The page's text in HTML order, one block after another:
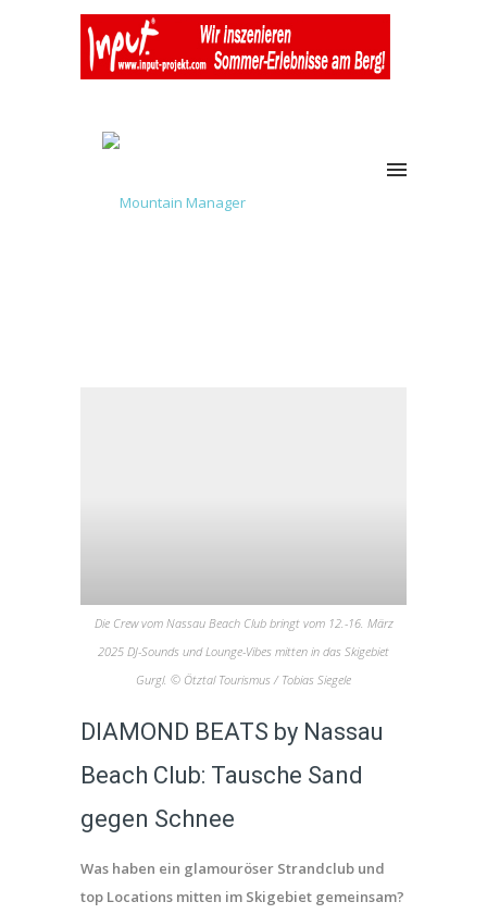
Die Crew vom Nassau Beach Club bringt vom 12.-16. März
2025 DJ-Sounds und Lounge-Vibes mitten in das Skigebiet
Gurgl. © Ötztal Tourismus / Tobias Siegele
DIAMOND BEATS by Nassau
Beach Club: Tausche Sand
gegen Schnee
Was haben ein glamouröser Strandclub und
top Locations mitten im Skigebiet gemeinsam?